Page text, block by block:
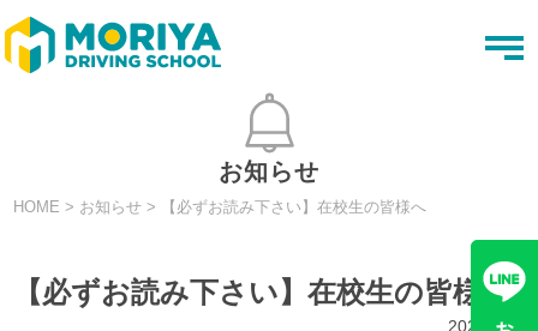
t
o
t
i
お知らせ
HOME > お知らせ > 【必ずお読み下さい】在校生の皆様へ
【必ずお読み下さい】在校生の皆様へ
2022.03.7